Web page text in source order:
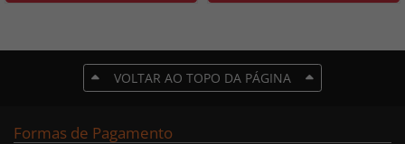
VOLTAR AO TOPO DA PÁGINA
Formas de Pagamento